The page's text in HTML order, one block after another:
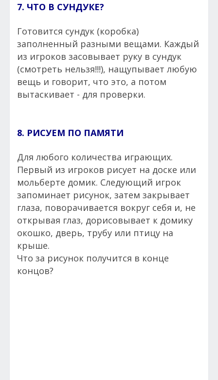
7. ЧТО В СУНДУКЕ?
Готовится сундук (коробка)
заполненный разными вещами. Каждый
из игроков засовывает руку в сундук
(смотреть нельзя!!!), нащупывает любую
вещь и говорит, что это, а потом
вытаскивает - для проверки.
8. РИСУЕМ ПО ПАМЯТИ
Для любого количества играющих.
Первый из игроков рисует на доске или
мольберте домик. Следующий игрок
запоминает рисунок, затем закрывает
глаза, поворачивается вокруг себя и, не
открывая глаз, дорисовывает к домику
окошко, дверь, трубу или птицу на
крыше.
Что за рисунок получится в конце
концов?